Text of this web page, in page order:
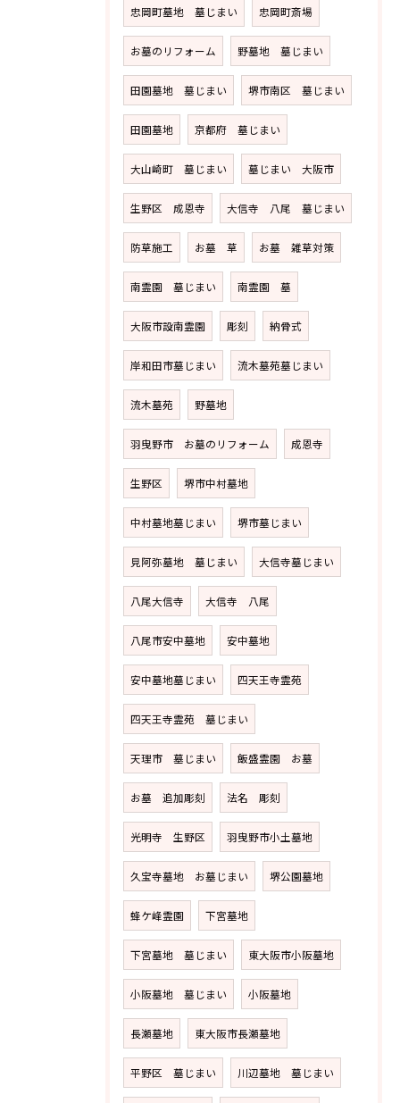
忠岡町墓地 墓じまい 忠岡町斎場
お墓のリフォーム 野墓地 墓じまい
田園墓地 墓じまい 堺市南区 墓じまい
田園墓地 京都府 墓じまい
大山崎町 墓じまい 墓じまい 大阪市
生野区 成恩寺 大信寺 八尾 墓じまい
防草施工 お墓 草 お墓 雑草対策
南霊園 墓じまい 南霊園 墓
大阪市設南霊園 彫刻 納骨式
岸和田市墓じまい 流木墓苑墓じまい
流木墓苑 野墓地
羽曳野市 お墓のリフォーム 成恩寺
生野区 堺市中村墓地
中村墓地墓じまい 堺市墓じまい
見阿弥墓地 墓じまい 大信寺墓じまい
八尾大信寺 大信寺 八尾
八尾市安中墓地 安中墓地
安中墓地墓じまい 四天王寺霊苑
四天王寺霊苑 墓じまい
天理市 墓じまい 飯盛霊園 お墓
お墓 追加彫刻 法名 彫刻
光明寺 生野区 羽曳野市小土墓地
久宝寺墓地 お墓じまい 堺公園墓地
蜂ケ峰霊園 下宮墓地
下宮墓地 墓じまい 東大阪市小阪墓地
小阪墓地 墓じまい 小阪墓地
長瀬墓地 東大阪市長瀬墓地
平野区 墓じまい 川辺墓地 墓じまい